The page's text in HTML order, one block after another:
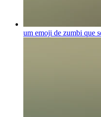
um emoji de zumbi que